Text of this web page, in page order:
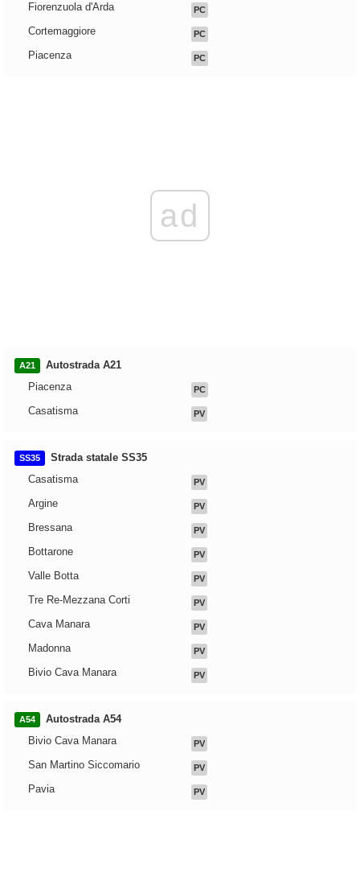
Fiorenzuola d'Arda PC
Cortemaggiore PC
Piacenza PC
ad
A21
Autostrada A21
Piacenza
PC
Casatisma PV
SS35
Strada statale SS35
Casatisma
PV
Argine PV
Bressana PV
Bottarone PV
Valle Botta PV
Tre Re-Mezzana Corti PV
Cava Manara PV
Madonna PV
Bivio Cava Manara PV
A54
Autostrada A54
Bivio Cava Manara
PV
San Martino Siccomario PV
Pavia PV